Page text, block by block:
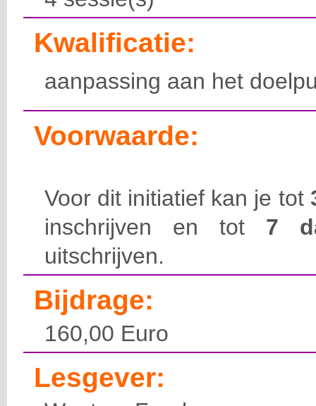
Kwalificatie:
aanpassing aan het
Voorwaarde:
Voor dit initiatief kan je tot
inschrijven en tot 7
uitschrijven.
Bijdrage:
160,00 Euro
Lesgever: